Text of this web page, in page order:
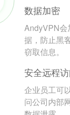
数据加密
AndyVPN会
据，防止黑
窃取信息。
安全远程
企业员工可
问公司内部